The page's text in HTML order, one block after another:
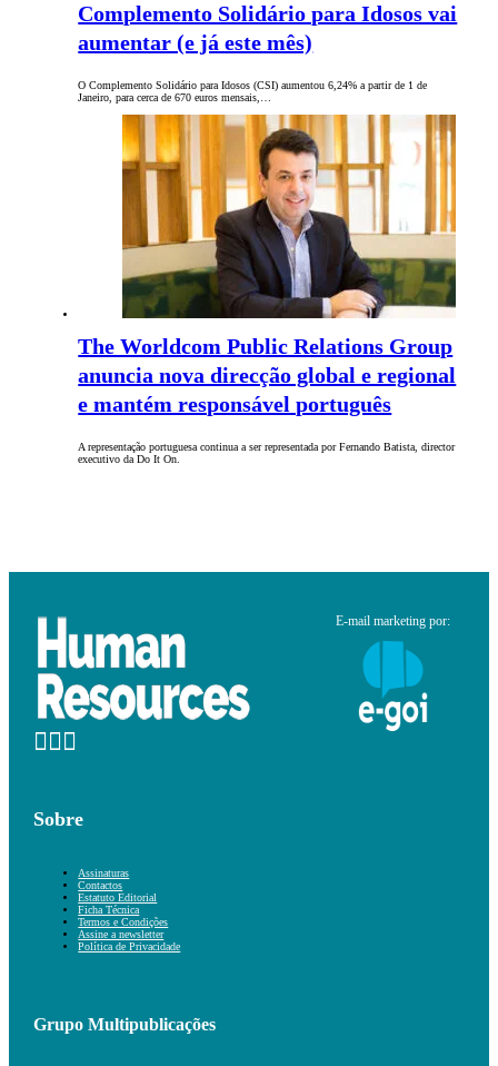
Complemento Solidário para Idosos vai
aumentar (e já este mês)
O Complemento Solidário para Idosos (CSI) aumentou 6,24% a partir de 1 de
Janeiro, para cerca de 670 euros mensais,…
The Worldcom Public Relations Group
anuncia nova direcção global e regional
e mantém responsável português
A representação portuguesa continua a ser representada por Fernando Batista, director
executivo da Do It On.
E-mail marketing por:
Sobre
Assinaturas
Contactos
Estatuto Editorial
Ficha Técnica
Termos e Condições
Assine a newsletter
Política de Privacidade
Grupo Multipublicações